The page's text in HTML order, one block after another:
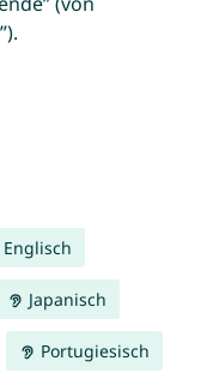
Englisch
Japanisch
Portugiesisch